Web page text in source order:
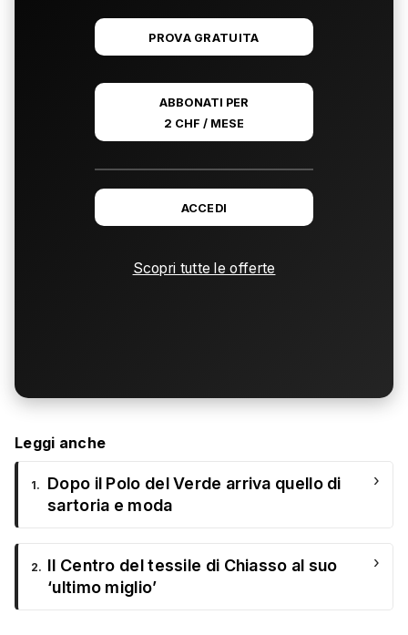
PROVA GRATUITA
ABBONATI PER
2 CHF / MESE
ACCEDI
Scopri tutte le offerte
Leggi anche
1.
Dopo il Polo del Verde arriva quello di
sartoria e moda
›
2. Il Centro del tessile di Chiasso al suo
‘ultimo miglio’
›